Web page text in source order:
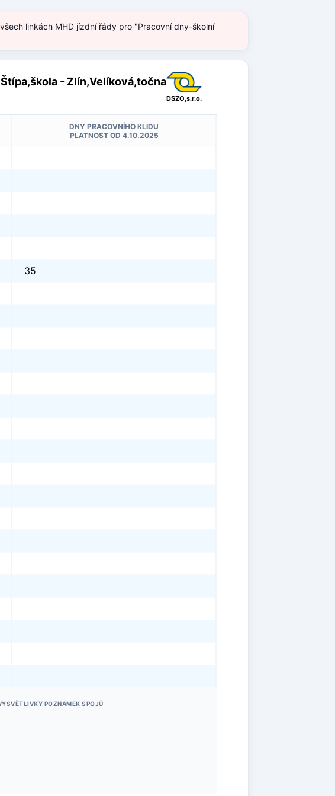
linkách MHD jízdní řády pro "Pracovní dny-školní
- Zlín,Velíková,točna
DSZO,s.r.o.
DNY PRACOVNÍHO KLIDU
PLATNOST OD 4.10.2025
35
POZNÁMEK SPOJŮ